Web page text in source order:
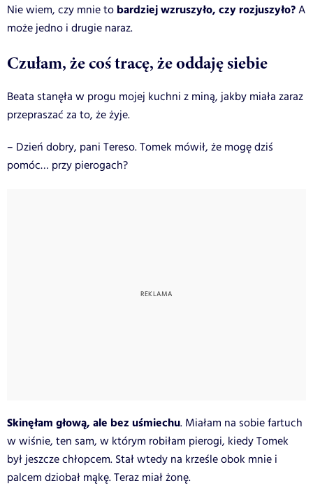
Nie wiem, czy mnie to bardziej wzruszyło, czy rozjuszyło?A
może jedno i drugie naraz.
Czułam, że coś tracę, że oddaję siebie
Beata stanęła w progu mojej kuchni z miną, jakby miała zaraz
przepraszać za to, że żyje.
– Dzień dobry, pani Tereso. Tomek mówił, że mogę dziś
pomóc… przy pierogach?
Skinęłam głową, ale bez uśmiechu. Miałam na sobie fartuch
w wiśnie, ten sam, w którym robiłam pierogi, kiedy Tomek
był jeszcze chłopcem. Stał wtedy na krześle obok mnie i
palcem dziobał mąkę. Teraz miał żonę.